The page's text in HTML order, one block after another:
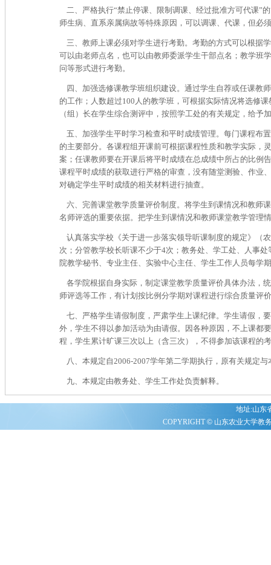
二、严格执行“禁止停课、限制调课、经过批准方可代课”
师生病、直系亲属病故等特殊原因，可以调课、代课，但必
三、教师上课必须对学生进行考勤。考勤的方式可以根据
可以由老师点名，也可以由教师委派学生干部点名；教学班
问等形式进行考勤。
四、加强选修课教学班组织建设。通过学生自荐或任课教
的工作；人数超过100人的教学班，可根据实际情况将选修
（组）长在学生综合测评中，按照学工处的有关规定，给予
五、加强学生平时学习检查和平时成绩管理。每门课程布
的主要部分。各课程组开课前可根据课程性质和教学实际，
案；任课教师要在开课后将平时成绩在总成绩中所占的比例
课程平时成绩的获取进行严格的审查，没有随堂测验、作业
对确定学生平时成绩的相关材料进行抽查。
六、完善课堂教学质量评价制度。将学生到课情况和教师
名师评选的重要依据。把学生到课情况和教师课堂教学管理
认真落实学校《关于进一步落实领导听课制度的规定》 （
次；分管教学校长听课不少于4次；教务处、学工处、人事
院教学秘书、专业主任、实验中心主任、学生工作人员每学
各学院根据自身实际，制定课堂教学质量评价具体办法，
师评选等工作，有计划按比例分学期对课程进行综合质量评
七、严格学生请假制度，严肃学生上课纪律。学生请假，
外，学生不得以参加活动为由请假。因各种原因，不上课都
程，学生累计旷课三次以上（含三次），不得参加该课程的
八、本规定自2006-2007学年第二学期执行，原有关规定
九、本规定由教务处、学生工作处负责解释。
地址:山东
COPYRIGHT© 山东农业大学教